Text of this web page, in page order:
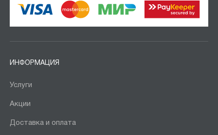
ИНФОРМАЦИЯ
Услуги
Акции
Доставка и оплата